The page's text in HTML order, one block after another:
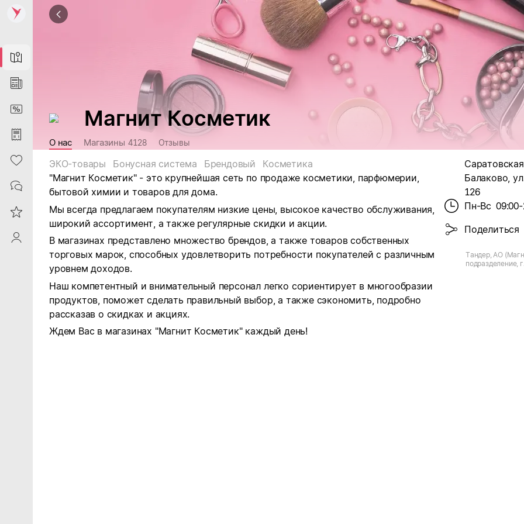
Map
News
DiscountCard
Purchases
Heart
Contacts
Reviews
ProfileSaby
Магнит Косметик
О нас Магазины 4128 Отзывы
ЭКО-товары Бонусная система Брендовый
Косметика
"Магнит Косметик" - это крупнейшая сеть по продаже косметики, парфюмерии,
бытовой химии и товаров для дома.
Мы всегда предлагаем покупателям низкие цены, высокое качество обслуживания,
широкий ассортимент, а также регулярные скидки и акции.
В магазинах представлено множество брендов, а также товаров собственных
торговых марок, способных удовлетворить потребности покупателей с различным
уровнем доходов.
Наш компетентный и внимательный персонал легко сориентирует в многообразии
продуктов, поможет сделать правильный выбор, а также сэкономить, подробно
рассказав о скидках и акциях.
Ждем Вас в магазинах "Магнит Косметик" каждый день!
Балаково,
126
Пн-Вс
Поделиться
Тандер, АО
подразделение,